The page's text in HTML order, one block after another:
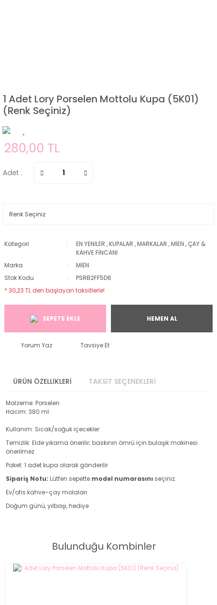
1 Adet Lory Porselen Mottolu Kupa (5K01)
(Renk Seçiniz)
280,00 TL
Adet :
Kategori EN YENİLER ,KUPALAR ,MARKALAR ,MİEN , ÇAY &
KAHVE FİNCANI
Marka
MİEN
Stok Kodu
PSRB2FF5D6
* 30,23 TL den başlayan taksitlerle!
SEPETE EKLE HEMEN AL
Yorum Yaz Tavsiye Et
ÜRÜN ÖZELLİKLERİ TAKSİT SEÇENEKLERİ
Malzeme: Porselen
Hacim: 380 ml
Kullanım: Sıcak/soğuk içecekler
Temizlik: Elde yıkama önerilir; baskının ömrü için bulaşık makinesi
önerilmez
Paket: 1 adet kupa olarak gönderilir
Sipariş Notu: Lütfen sepette model numarasını seçiniz.
Ev/ofis kahve–çay molaları
Doğum günü, yılbaşı, hediye
Bulunduğu Kombinler